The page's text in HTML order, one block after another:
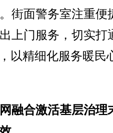
街面警务室注重便
上门服务，切实打
以精细化服务暖民
融合激活基层治理